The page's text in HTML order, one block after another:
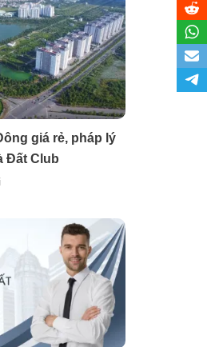
giá rẻ, pháp lý
Đất Club